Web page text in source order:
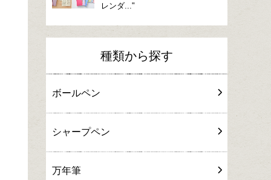
レンダ..."
種類から探す
ボールペン
シャープペン
万年筆